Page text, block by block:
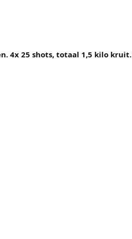
4x 25 shots, totaal 1,5 kilo kruit.